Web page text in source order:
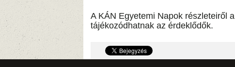
A KÁN Egyetemi Napok részleteiről a
tájékozódhatnak az érdeklődők.